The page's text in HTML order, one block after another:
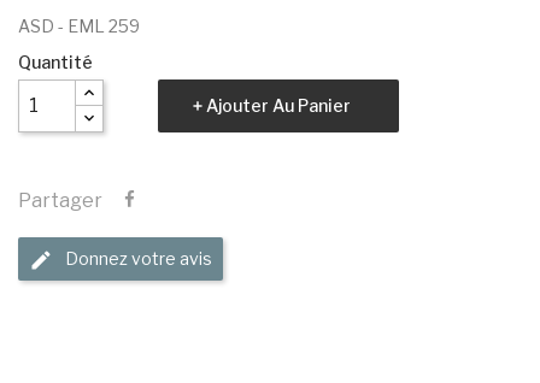
ASD - EML 259
Quantité
Ajouter Au Panier
Partager
Donnez votre avis